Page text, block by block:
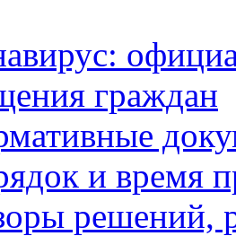
граждан
и время
решений,